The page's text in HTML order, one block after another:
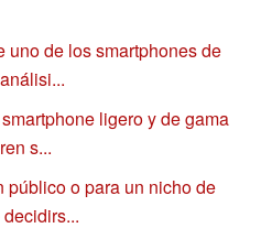
uno de los smartphones de
ligero y de gama
s...
público o para un nicho de